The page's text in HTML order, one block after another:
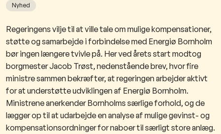
Nyhed
​​Regeringens vilje til at ville tale om mulige kompensationer,
støtte og samarbejde i forbindelse med Energiø Bornholm
bør ingen længere tvivle på. Her ved årets start modtog
borgmester Jacob Trøst, nedenstående brev, hvor fire
ministre sammen bekræfter, at regeringen arbejder aktivt
for at understøtte udviklingen af Energiø Bornholm.
Ministrene anerkender Bornholms særlige forhold, og de
lægger op til at udarbejde en analyse af mulige gevinst- og
kompensationsordninger for naboer til særligt store anlæg.​